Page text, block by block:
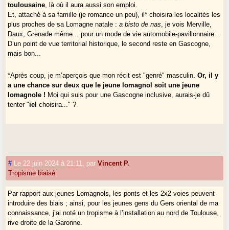
toulousaine , là où il aura aussi son emploi.
Et, attaché à sa famille (je romance un peu), il* choisira les localités les
plus proches de sa Lomagne natale :a bisto de nas , je vois Merville,
Daux, Grenade même... pour un mode de vie automobile-pavillonnaire...
D’un point de vue territorial historique, le second reste en Gascogne,
mais bon...
*Après coup, je m’aperçois que mon récit est "genré" masculin.Or, il y
a une chance sur deux que le jeune lomagnol soit une jeune
lomagnole ! Moi qui suis pour une Gascogne inclusive, aurais-je dû
tenter "iel choisira..." ?
# Le 22 juin 2024 à 21:11 parVincent P.
Tropisme biaisé
Par rapport aux jeunes Lomagnols, les ponts et les 2x2 voies peuvent
introduire des biais ; ainsi, pour les jeunes gens du Gers oriental de ma
connaissance, j’ai noté un tropisme à l’installation au nord de Toulouse,
rive droite de la Garonne.